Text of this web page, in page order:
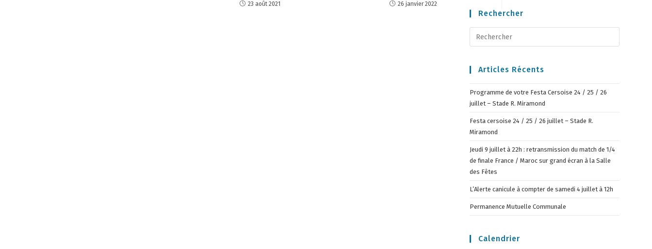
23 août 2021 26 janvier 2022
Rechercher
Articles Récents
Programme de votre Festa Cersoise 24 / 25 / 26
juillet – Stade R. Miramond
Festa cersoise 24 / 25 / 26 juillet – Stade R.
Miramond
Jeudi 9 juillet à 22h : retransmission du match de 1/4
de finale France / Maroc sur grand écran à la Salle
des Fêtes
L’Alerte canicule à compter de samedi 4 juillet à 12h
Permanence Mutuelle Communale
Calendrier